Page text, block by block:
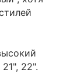
22".